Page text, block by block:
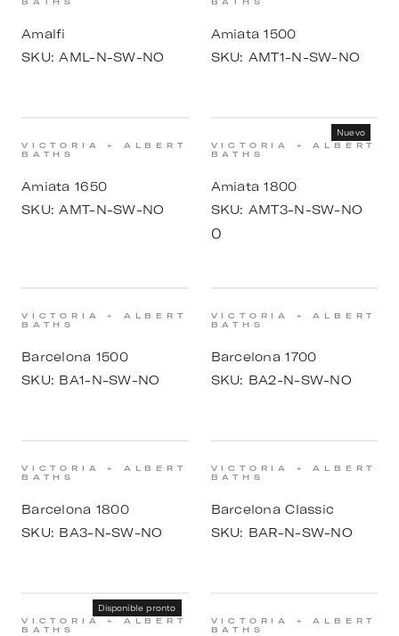
BATHS
Amalfi
SKU:AML-N-SW-NO
BATHS
Amiata 1500
SKU: AMT1-N-SW-NO
VICTORIA + ALBERT
BATHS
Amiata 1650
SKU:AMT-N-SW-NO
Nuevo
VICTORIA + ALBERT
BATHS
Amiata 1800
SKU: AMT3-N-SW-NO
0
VICTORIA + ALBERT
BATHS
Barcelona 1500
SKU: BA1-N-SW-NO
VICTORIA + ALBERT
BATHS
Barcelona 1700
SKU: BA2-N-SW-NO
VICTORIA + ALBERT
BATHS
Barcelona 1800
SKU: BA3-N-SW-NO
VICTORIA + ALBERT
BATHS
Barcelona Classic
SKU: BAR-N-SW-NO
Disponible pronto
VICTORIA + ALBERT
BATHS
VICTORIA + ALBERT
BATHS